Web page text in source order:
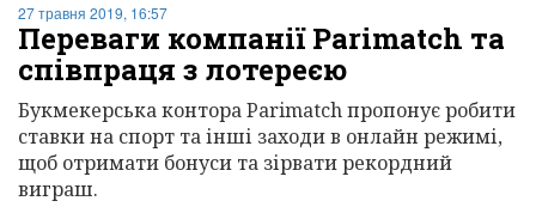
27 травня 2019, 16:57
Переваги компанії Parimatch та
співпраця з лотереєю
Букмекерська контора Parimatch пропонує робити
ставки на спорт та інші заходи в онлайн режимі,
щоб отримати бонуси та зірвати рекордний
виграш.